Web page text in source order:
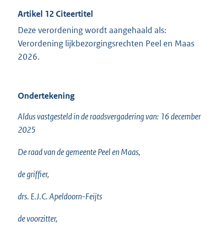
Artikel 12 Citeertitel
Deze verordening wordt aangehaald als:
Verordening lijkbezorgingsrechten Peel en Maas
2026.
Ondertekening
Aldus vastgesteld in de raadsvergadering van: 16 december
2025
De raad van de gemeente Peel en Maas,
de griffier,
drs. E.J.C. Apeldoorn-Feijts
de voorzitter,